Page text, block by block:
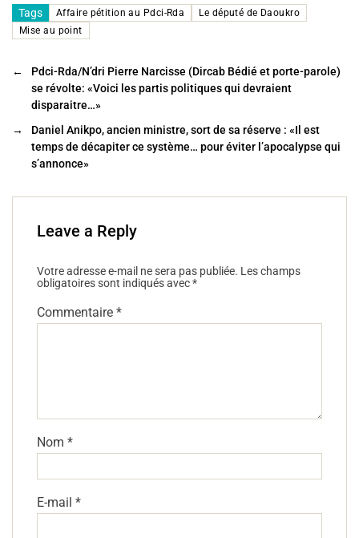
c
e
b
o
o
k
tt
er
ai ta
er
Tags Affaire pétition au Pdci-Rda
Le député de Daoukro
Mise au point
←
Pdci-Rda/N’dri Pierre Narcisse (Dircab Bédié et porte-parole)
se révolte: «Voici les partis politiques qui devraient
disparaitre…»
→
Daniel Anikpo, ancien ministre, sort de sa réserve : «Il est
temps de décapiter ce système… pour éviter l’apocalypse qui
s’annonce»
Leave a Reply
Votre adresse e-mail ne sera pas publiée. Les champs
obligatoires sont indiqués avec*
Commentaire *
Nom *
E-mail *